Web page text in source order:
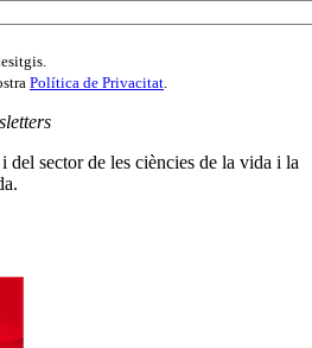
Política de Privacitat
del sector de les ciències de la vida i la